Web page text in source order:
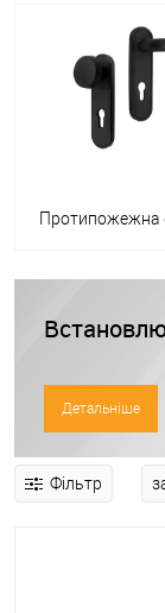
Протипожежна
Детальніше
Фільтр